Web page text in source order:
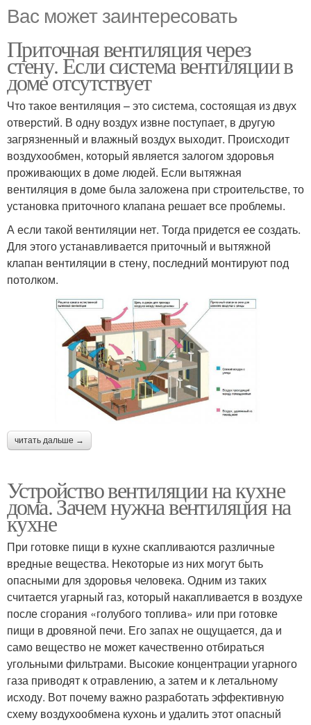
Вас может заинтересовать
Приточная вентиляция через
стену. Если система вентиляции в
доме отсутствует
Что такое вентиляция – это система, состоящая из двух
отверстий. В одну воздух извне поступает, в другую
загрязненный и влажный воздух выходит. Происходит
воздухообмен, который является залогом здоровья
проживающих в доме людей. Если вытяжная
вентиляция в доме была заложена при строительстве, то
установка приточного клапана решает все проблемы.
А если такой вентиляции нет. Тогда придется ее создать.
Для этого устанавливается приточный и вытяжной
клапан вентиляции в стену, последний монтируют под
потолком.
читать дальше →
Устройство вентиляции на кухне
дома. Зачем нужна вентиляция на
кухне
При готовке пищи в кухне скапливаются различные
вредные вещества. Некоторые из них могут быть
опасными для здоровья человека. Одним из таких
считается угарный газ, который накапливается в воздухе
после сгорания «голубого топлива» или при готовке
пищи в дровяной печи. Его запах не ощущается, да и
само вещество не может качественно отбираться
угольными фильтрами. Высокие концентрации угарного
газа приводят к отравлению, а затем и к летальному
исходу. Вот почему важно разработать эффективную
схему воздухообмена кухонь и удалить этот опасный